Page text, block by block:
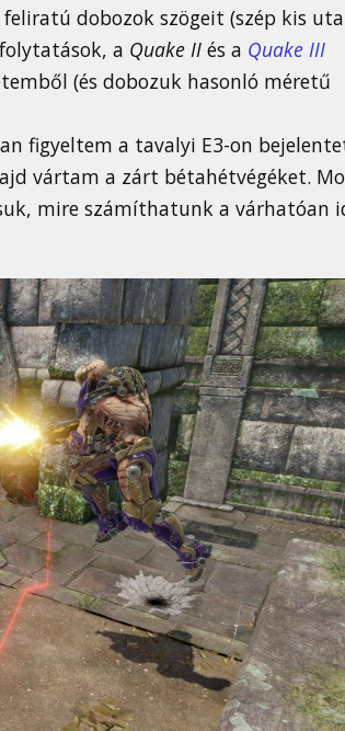
dobozok szögeit (szép kis
a Quake II és a Quake III
(és dobozuk hasonló méretű
figyeltem a tavalyi E3-on
vártam a zárt bétahétvégéket.
mire számíthatunk a várhatóan